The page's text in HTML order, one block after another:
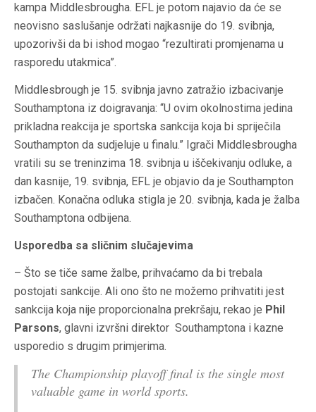
kampa Middlesbrougha. EFL je potom najavio da će se
neovisno saslušanje održati najkasnije do 19. svibnja,
upozorivši da bi ishod mogao “rezultirati promjenama u
rasporedu utakmica”.
Middlesbrough je 15. svibnja javno zatražio izbacivanje
Southamptona iz doigravanja: “U ovim okolnostima jedina
prikladna reakcija je sportska sankcija koja bi spriječila
Southampton da sudjeluje u finalu.” Igrači Middlesbrougha
vratili su se treninzima 18. svibnja u iščekivanju odluke, a
dan kasnije, 19. svibnja, EFL je objavio da je Southampton
izbačen. Konačna odluka stigla je 20. svibnja, kada je žalba
Southamptona odbijena.
Usporedba sa sličnim slučajevima
– Što se tiče same žalbe, prihvaćamo da bi trebala
postojati sankcije. Ali ono što ne možemo prihvatiti jest
sankcija koja nije proporcionalna prekršaju, rekao je Phil
Parsons, glavni izvršni direktor Southamptona i kazne
usporedio s drugim primjerima.
The Championship playoff final is the single most
valuable game in world sports.